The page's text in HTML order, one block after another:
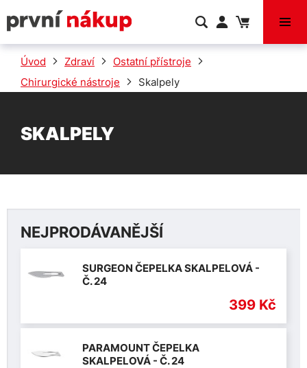
VÝPRODEJ
Úvod Zdraví
Ostatní přístroje
Chirurgické nástroje
Skalpely
SKALPELY
NEJPRODÁVANĚJŠÍ
SURGEON ČEPELKA SKALPELOVÁ -
Č. 24
399 Kč
PARAMOUNT ČEPELKA
SKALPELOVÁ - Č. 24